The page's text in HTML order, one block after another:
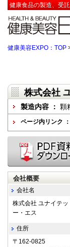
健康食品の製造、受
健康美容EXPO：TOP
株式会社
製造内容 ： 顆
ページ内リンク ：
会社概要
会社名
株式会社 ユナイテ
ー・エス
住所
〒162-0825